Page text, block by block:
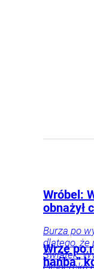
Wróbel:
obnażył
Burza po
dlatego, że
Świątek.
ekspercką
Wrze po
hańba”